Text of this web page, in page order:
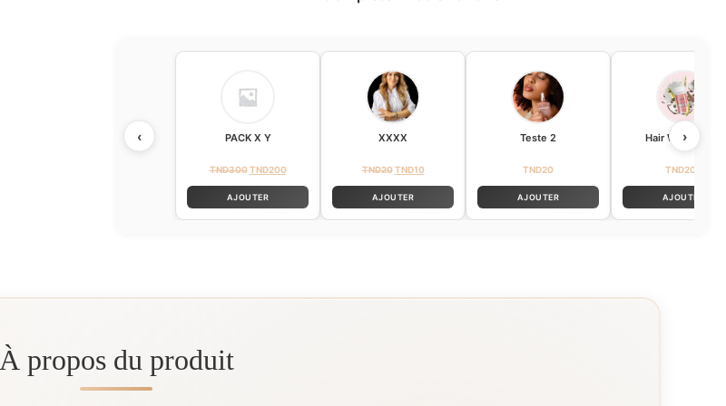
‹ PACK X Y
TND300 TND200
AJOUTER
XXXX
TND20 TND10
AJOUTER
Teste 2
TND20
AJOUTER
Hair Wax Stick +
TND200
AJOUTER
›
À propos du produit